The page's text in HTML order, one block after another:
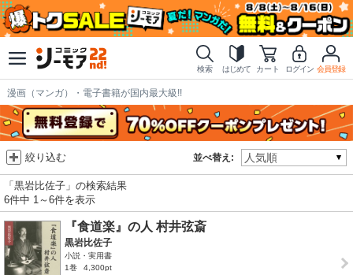
検索 はじめて カート ログイン 会員登録
漫画（マンガ）・電子書籍が国内最大級!!
並べ替え:
絞り込む
「黒岩比佐子」の検索結果
6件中 1～6件を表示
『食道楽』の人 村井弦斎
黒岩比佐子
小説・実用書
1巻
4,300pt